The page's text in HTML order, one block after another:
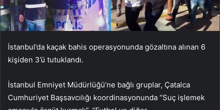
İstanbul’da kaçak bahis operasyonunda gözaltına alınan 6
kişiden 3’ü tutuklandı.
İstanbul Emniyet Müdürlüğü’ne bağlı gruplar, Çatalca
Cumhuriyet Başsavcılığı koordinasyonunda “Suç işlemek